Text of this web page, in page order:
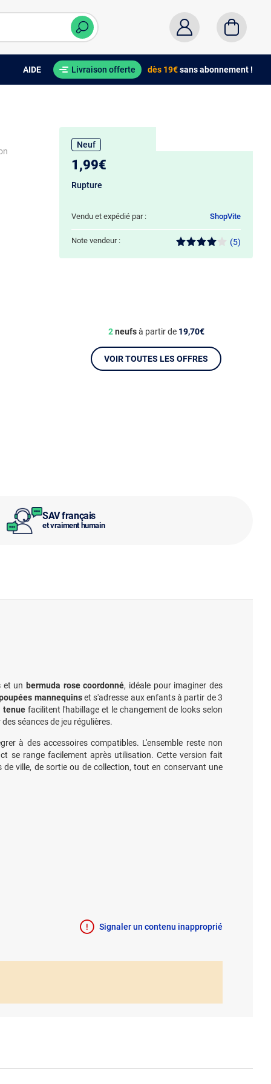
AIDE Livraison offerte dès 19€sans abonnement !
SAV français
et vraiment humain
Neuf
1,99€
Rupture
Vendu et expédié par : ShopVite
Note vendeur : (5)
2neufsà partir de 19,70€
VOIR TOUTES LES OFFRES
et un bermuda rose coordonné, idéale pour imaginer des
mannequinset s'adresse aux enfants à partir de 3
tenuefacilitent l'habillage et le changement de looks selon
séances de jeu régulières.
à des accessoires compatibles. L'ensemble reste non
se range facilement après utilisation. Cette version fait
ville, de sortie ou de collection, tout en conservant une
Signaler un contenu inapproprié